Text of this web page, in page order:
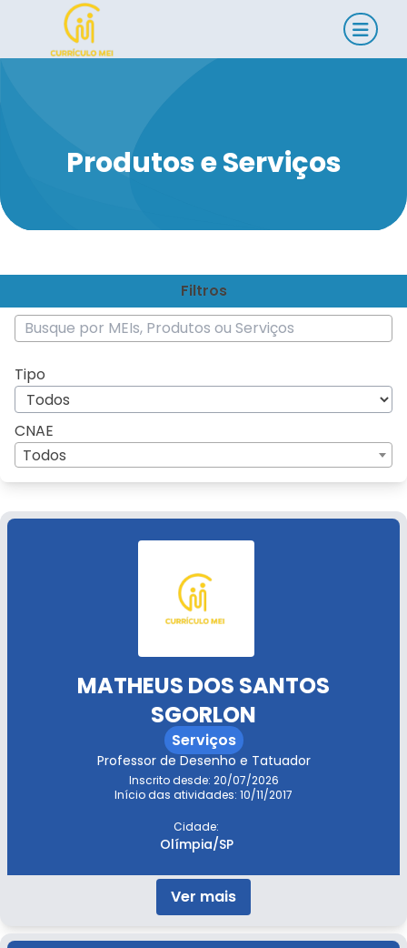
Produtos e Serviços
Filtros
Tipo
CNAE
Todos
MATHEUS DOS SANTOS
SGORLON
Serviços
Professor de Desenho e Tatuador
Inscrito desde: 20/07/2026
Início das atividades: 10/11/2017
Cidade:
Olímpia/SP
Ver mais